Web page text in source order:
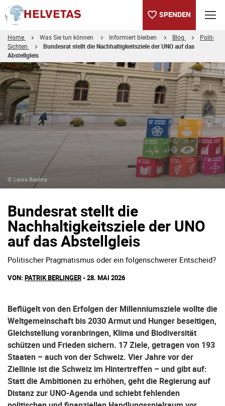
SPENDEN
Home Was Sie tun können Informiert bleiben Blog
Polit-
Sichten
Bundesrat stellt die Nachhaltigkeitsziele der UNO auf das
Abstellgleis
Inhaltsverzeichnis
Bundesrat stellt die Nachhaltigkeitsziele der UNO auf das
© Laura Baehny
Bundesrat stellt die
Nachhaltigkeitsziele der UNO
auf das Abstellgleis
Politischer Pragmatismus oder ein folgenschwerer Entscheid?
VON: PATRIK BERLINGER- 28. MAI 2026
Beflügelt von den Erfolgen der Millenniumsziele wollte die
Weltgemeinschaft bis 2030 Armut und Hunger beseitigen,
Gleichstellung voranbringen, Klima und Biodiversität
schützen und Frieden sichern. 17 Ziele, getragen von 193
Staaten – auch von der Schweiz. Vier Jahre vor der
Ziellinie ist die Schweiz im Hintertreffen – und gibt auf:
Statt die Ambitionen zu erhöhen, geht die Regierung auf
Distanz zur UNO-Agenda und schiebt fehlenden